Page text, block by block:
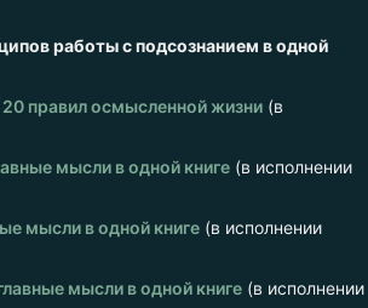
работы с подсознанием в одной
правил осмысленной жизни (в
мысли в одной книге (в исполнении
мысли в одной книге (в исполнении
мысли в одной книге (в исполнении